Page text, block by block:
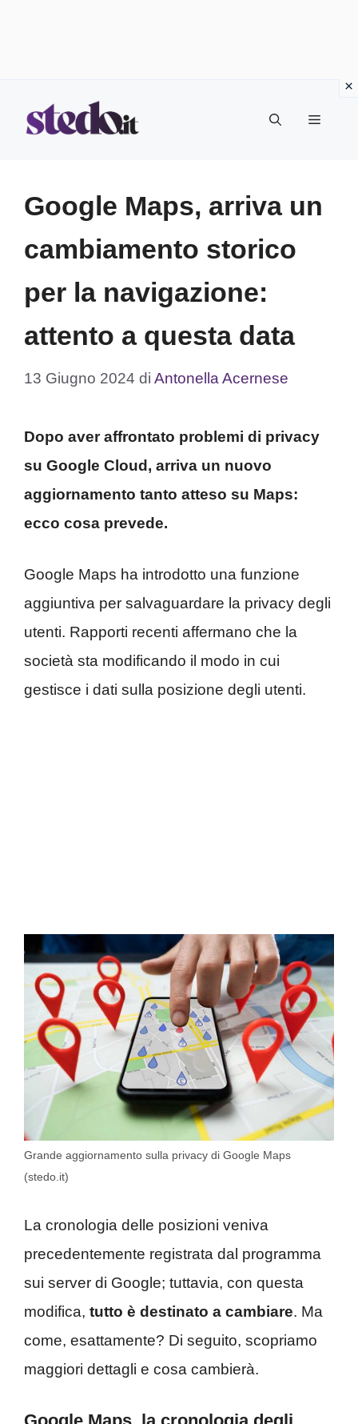
Menu
Google Maps, arriva un
cambiamento storico
per la navigazione:
attento a questa data
13 Giugno 2024 di Antonella Acernese
Dopo aver affrontato problemi di privacy
su Google Cloud, arriva un nuovo
aggiornamento tanto atteso su Maps:
ecco cosa prevede.
Google Maps ha introdotto una funzione
aggiuntiva per salvaguardare la privacy degli
utenti. Rapporti recenti affermano che la
società sta modificando il modo in cui
gestisce i dati sulla posizione degli utenti.
Grande aggiornamento sulla privacy di Google Maps
(stedo.it)
La cronologia delle posizioni veniva
precedentemente registrata dal programma
sui server di Google; tuttavia, con questa
modifica, tutto è destinato a cambiare. Ma
come, esattamente? Di seguito, scopriamo
maggiori dettagli e cosa cambierà.